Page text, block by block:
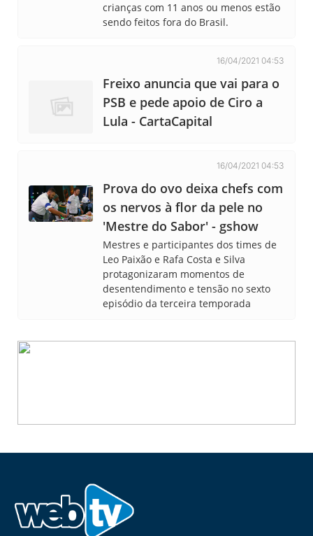
crianças com 11 anos ou menos estão
sendo feitos fora do Brasil.
16/04/2021 04:53
Freixo anuncia que vai para o
PSB e pede apoio de Ciro a
Lula - CartaCapital
16/04/2021 04:53
Prova do ovo deixa chefs com
os nervos à flor da pele no
'Mestre do Sabor' - gshow
Mestres e participantes dos times de
Leo Paixão e Rafa Costa e Silva
protagonizaram momentos de
desentendimento e tensão no sexto
episódio da terceira temporada